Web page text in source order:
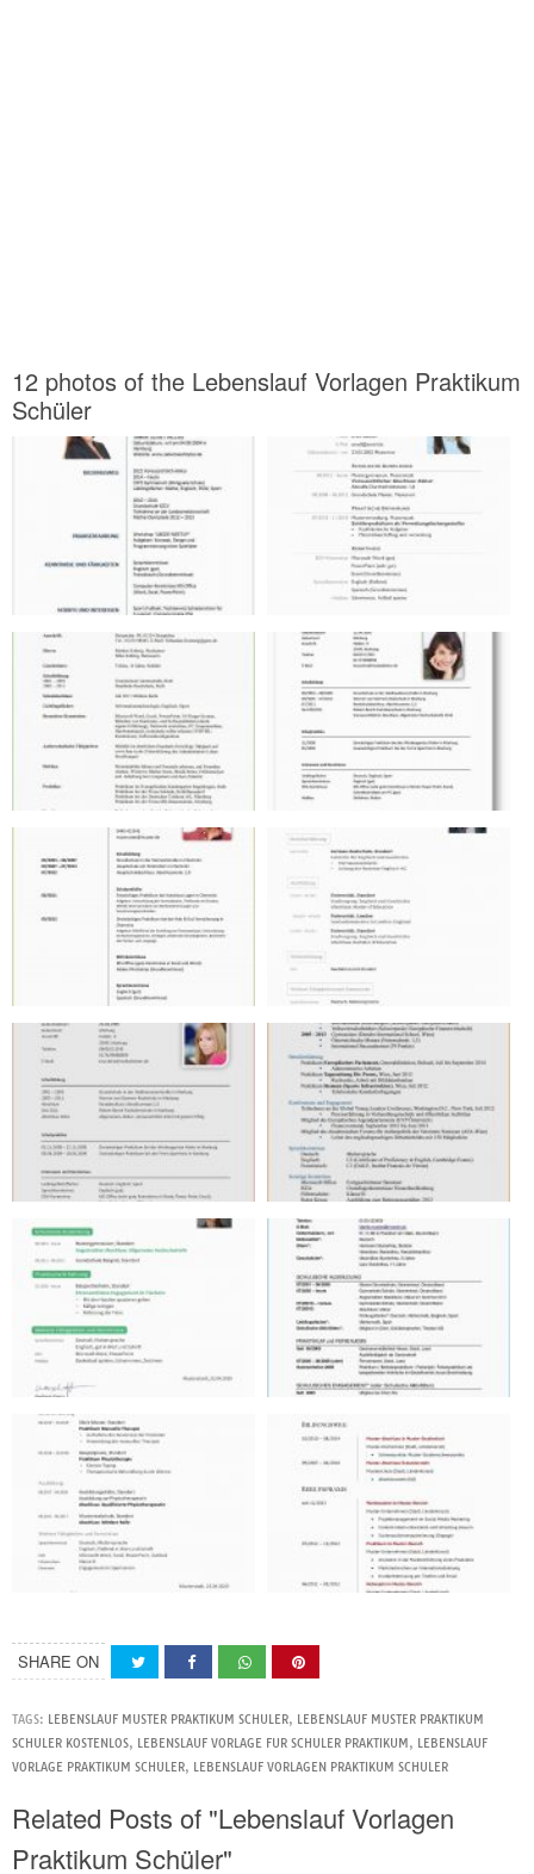
12 photos of the Lebenslauf Vorlagen Praktikum
Schüler
SHARE ON
TAGS: LEBENSLAUF MUSTER PRAKTIKUM SCHULER, LEBENSLAUF MUSTER PRAKTIKUM
SCHULER KOSTENLOS, LEBENSLAUF VORLAGE FUR SCHULER PRAKTIKUM, LEBENSLAUF
VORLAGE PRAKTIKUM SCHULER, LEBENSLAUF VORLAGEN PRAKTIKUM SCHULER
Related Posts of "Lebenslauf Vorlagen
Praktikum Schüler"